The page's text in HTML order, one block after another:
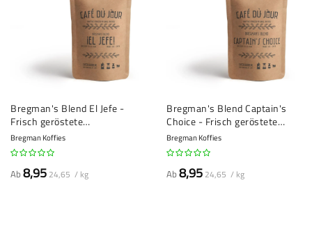
Bregman's Blend El Jefe -
Frisch geröstete
Kaffeebohnen
Bregman Koffies
Ab8,95 24,65 / kg
Bregman's Blend Captain's
Choice - Frisch geröstete
Kaffeebohnen
Bregman Koffies
Ab8,95 24,65 / kg